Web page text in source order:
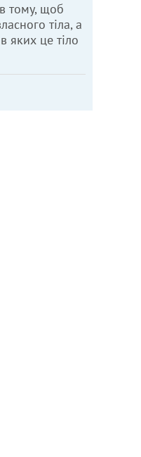
тому, щоб
тіла, а
яких це тіло